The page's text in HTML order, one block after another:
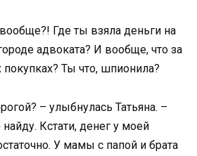
Где ты взяла деньги на
адвоката? И вообще, что за
Ты что, шпионила?
– улыбнулась Татьяна. –
Кстати, денег у моей
У мамы с папой и брата